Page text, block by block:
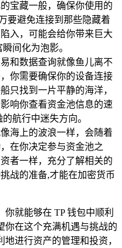
宝藏一般，确保你使用的
要避免连接到那些隐藏着
入，可能会给你带来巨大
间化为泡影。
和数据查询就像鱼儿离不
你需要确保你的设备连接
只找到一片平静的海洋，
响你查看资金池信息的速
航行中迷失方向。
海上的波浪一样，会随着
在你决定参与资金池之
者一样，充分了解相关的
战的准备,才能在加密货币
就能够在 TP 钱包中顺利
你在这个充满机遇与挑战的
进行资产的管理和投资，